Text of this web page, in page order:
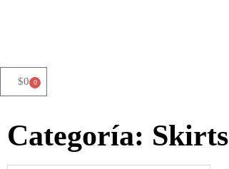
$0 0
Categoría: Skirts